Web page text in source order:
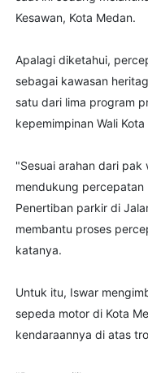
Kesawan, Kota Medan.
Apalagi diketahui,
sebagai kawasan
satu dari lima program
kepemimpinan Wali
"Sesuai arahan dari pak
mendukung percepatan
Penertiban parkir di
membantu proses
katanya.
Untuk itu, Iswar
sepeda motor di Kota
kendaraannya di atas